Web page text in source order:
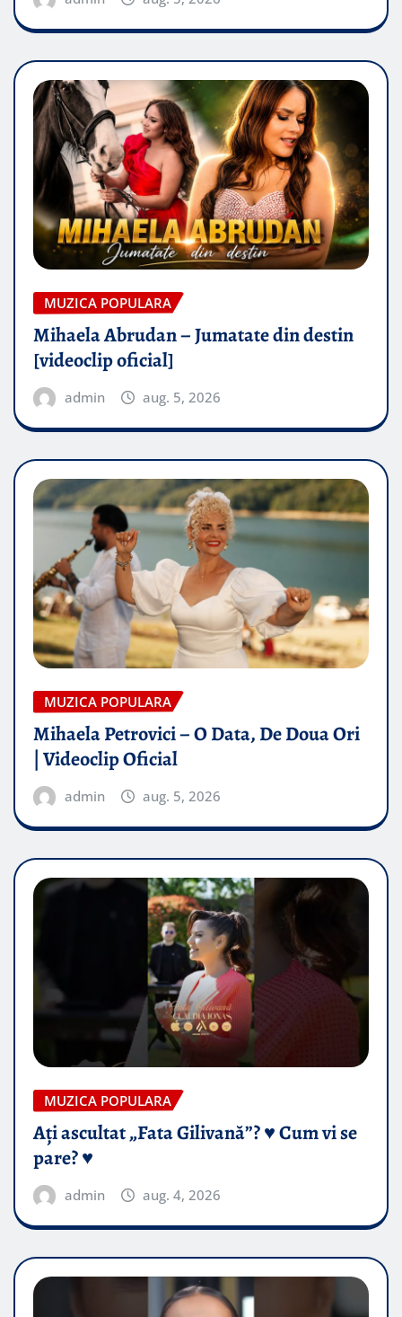
MUZICA POPULARA
Mihaela Abrudan – Jumatate din destin
[videoclip oficial]
admin aug. 5, 2026
MUZICA POPULARA
Mihaela Petrovici – O Data, De Doua Ori
| Videoclip Oficial
admin aug. 5, 2026
MUZICA POPULARA
Ați ascultat „Fata Gilivană”? ♥️ Cum vi se
pare? ♥️
admin aug. 4, 2026